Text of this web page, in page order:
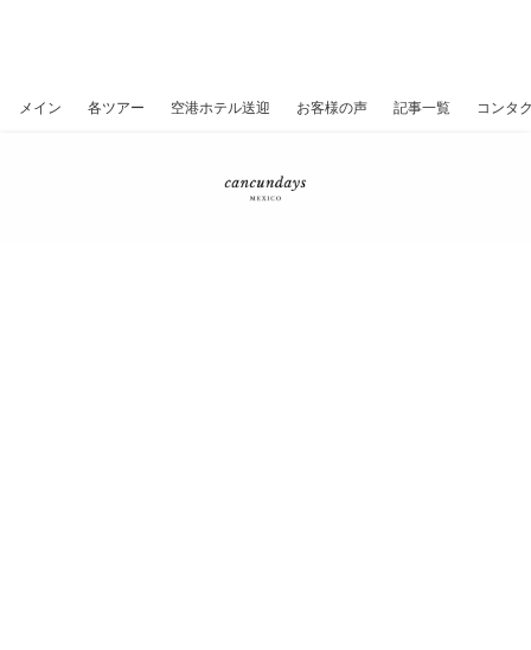
メイン 各ツアー 空港ホテル送迎 お客様の声 記事一覧 コンタ